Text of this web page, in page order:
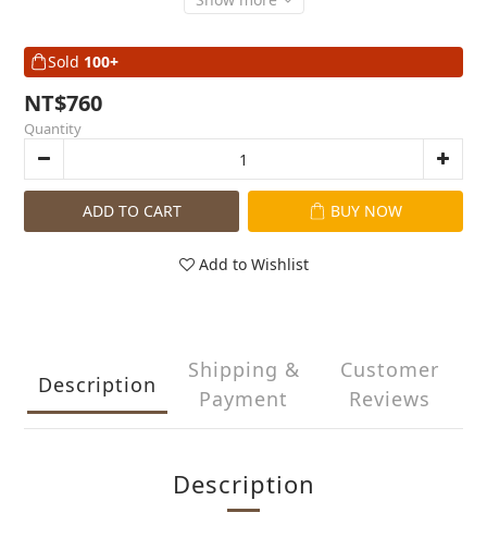
Sold 100+
NT$760
Quantity
ADD TO CART BUY NOW
Add to Wishlist
Description
Shipping &
Payment
Customer
Reviews
Description